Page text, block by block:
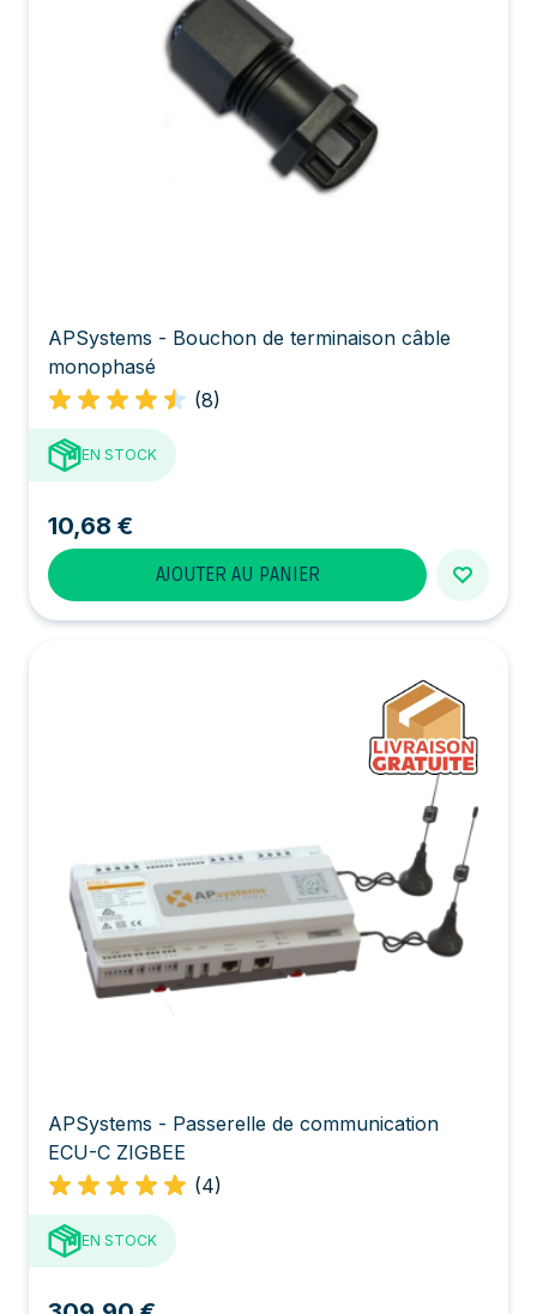
APSystems - Bouchon de terminaison câble
monophasé
(8)
EN STOCK
10,68 €
AJOUTER AU PANIER
APSystems - Passerelle de communication
ECU-C ZIGBEE
(4)
EN STOCK